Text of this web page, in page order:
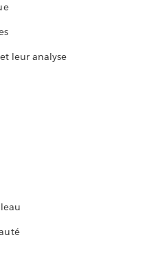
leur analyse